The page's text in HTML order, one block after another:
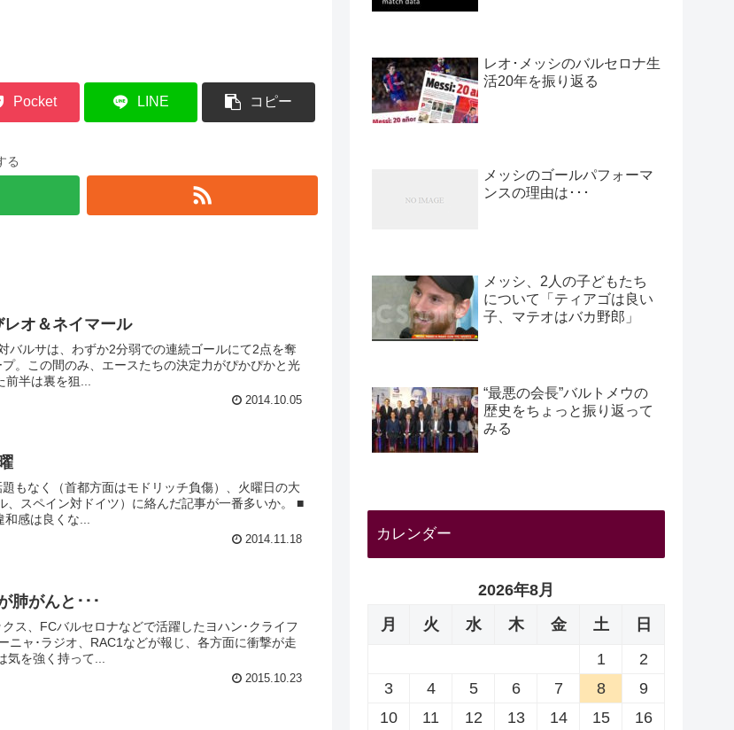
Pocket LINE コピー
る
オ＆ネイマール
バルサは、わずか2分弱での連続ゴールにて2点を奪
。この間のみ、エースたちの決定力がぴかぴかと光
前半は裏を狙...
2014.10.05
もなく（首都方面はモドリッチ負傷）、火曜日の大
スペイン対ドイツ）に絡んだ記事が一番多いか。 ■
和感は良くな...
2014.11.18
肺がんと･･･
ス、FCバルセロナなどで活躍したヨハン･クライフ
ニャ･ラジオ、RAC1などが報じ、各方面に衝撃が走
を強く持って...
2015.10.23
レオ･メッシのバルセロナ生
活20年を振り返る
メッシのゴールパフォーマ
ンスの理由は･･･
メッシ、2人の子どもたち
について「ティアゴは良い
子、マテオはバカ野郎」
“最悪の会長”バルトメウの
歴史をちょっと振り返って
みる
カレンダー
2026年8月
月
火 水 木 金 土
日
1
2
3
4 5 6 7 8
9
10
11 12 13 14 15
16